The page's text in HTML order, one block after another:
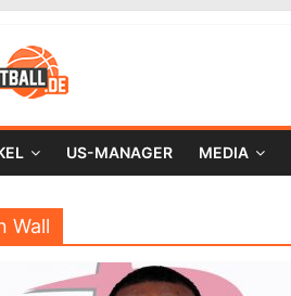
US-MANAGER MEDIA
Wall